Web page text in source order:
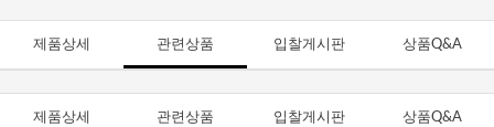
제품상세 관련상품 입찰게시판 상품Q&A
제품상세 관련상품 입찰게시판 상품Q&A